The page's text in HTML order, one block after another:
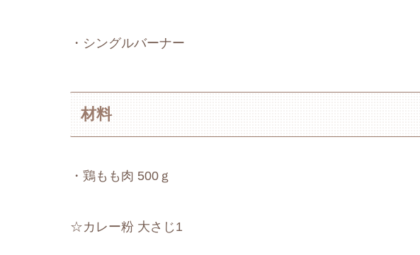
・シングルバーナー
材料
・鶏もも肉 500ｇ
☆カレー粉 大さじ1